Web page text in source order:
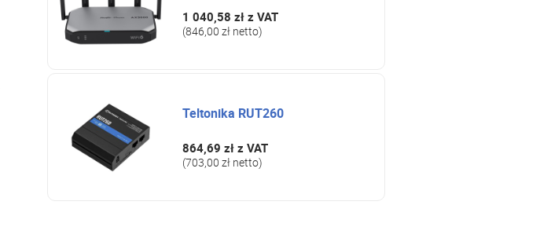
1 040,58 zł z VAT
(846,00 zł netto)
Teltonika RUT260
864,69 zł z VAT
(703,00 zł netto)